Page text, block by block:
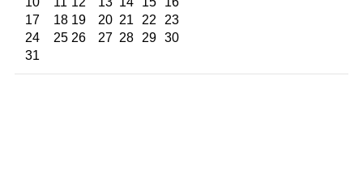
17
18 19 20 21 22
23
24
25 26 27 28 29 30
31